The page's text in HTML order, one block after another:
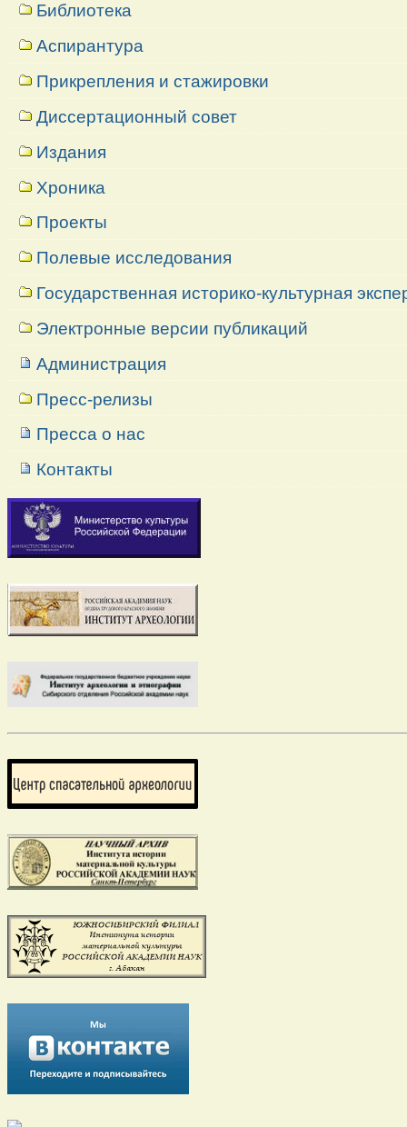
Библиотека
Аспирантура
Прикрепления и стажировки
Диссертационный совет
Издания
Хроника
Проекты
Полевые исследования
Государственная историко-культурная
Электронные версии публикаций
Администрация
Пресс-релизы
Пресса о нас
Контакты